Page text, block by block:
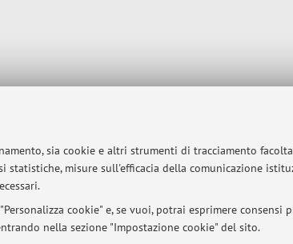
sia cookie e altri strumenti di tracciamento
misure sull'efficacia della comunicazione
cookie" e, se vuoi, potrai esprimere consensi
nella sezione "Impostazione cookie" del sito.